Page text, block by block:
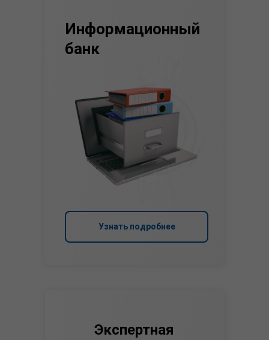
Узнать подробнее
Информационный
банк
Экспертная